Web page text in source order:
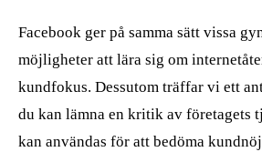
Facebook ger på samma sätt vissa
möjligheter att lära sig om
kundfokus. Dessutom träffar vi ett
du kan lämna en kritik av företagets
kan användas för att bedöma